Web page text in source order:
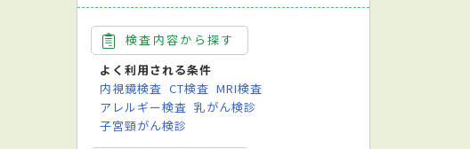
検査内容から探す
よく利用される条件
内視鏡検査 CT検査 MRI検査
アレルギー検査 乳がん検診
子宮頸がん検診